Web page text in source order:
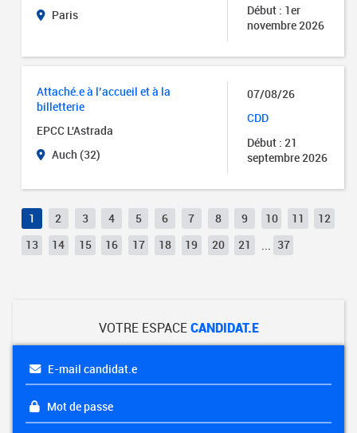
Paris
Début : 1er
novembre 2026
Attaché.e à l’accueil et à la
billetterie
EPCC L'Astrada
Auch (32)
07/08/26
CDD
Début : 21
septembre 2026
1 2 3 4 5 6 7 8 9 10 11
12
13
14 15 16 17 18 19 20 21 37
VOTRE ESPACECANDIDAT.E
E-mail candidat.e
Mot de passe